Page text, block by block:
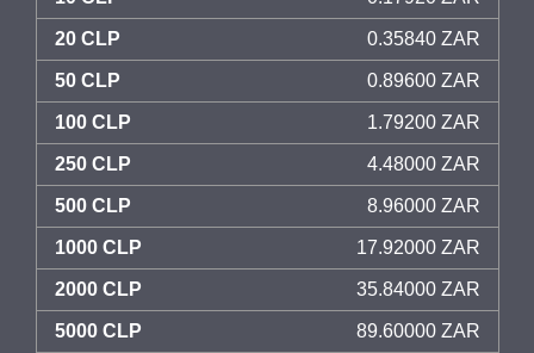
20 CLP 0.35840 ZAR
50 CLP 0.89600 ZAR
100 CLP 1.79200 ZAR
250 CLP 4.48000 ZAR
500 CLP 8.96000 ZAR
1000 CLP 17.92000 ZAR
2000 CLP 35.84000 ZAR
5000 CLP 89.60000 ZAR